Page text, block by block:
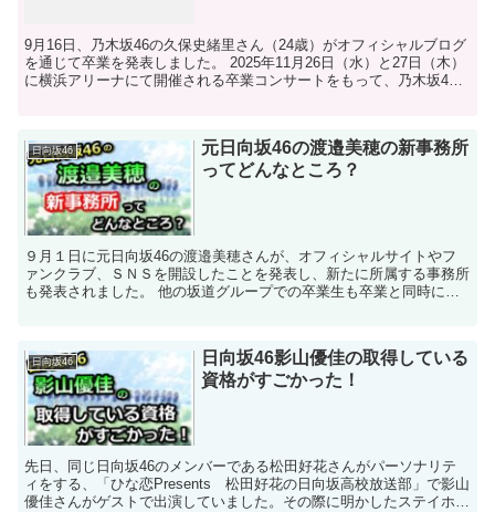
9月16日、乃木坂46の久保史緒里さん（24歳）がオフィシャルブログ
を通じて卒業を発表しました。 2025年11月26日（水）と27日（木）
に横浜アリーナにて開催される卒業コンサートをもって、乃木坂46
日向坂46
元日向坂46の渡邉美穂の新事務所
ってどんなところ？
９月１日に元日向坂46の渡邉美穂さんが、オフィシャルサイトやフ
ァンクラブ、ＳＮＳを開設したことを発表し、新たに所属する事務所
も発表されました。 他の坂道グループでの卒業生も卒業と同時に事
日向坂46
日向坂46影山優佳の取得している
資格がすごかった！
先日、同じ日向坂46のメンバーである松田好花さんがパーソナリテ
ィをする、「ひな恋Presents 松田好花の日向坂高校放送部」で影山
優佳さんがゲストで出演していました。その際に明かしたステイホー